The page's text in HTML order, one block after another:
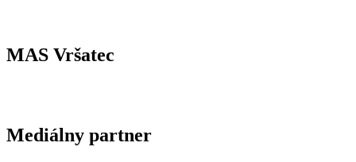
MAS Vršatec
Mediálny partner